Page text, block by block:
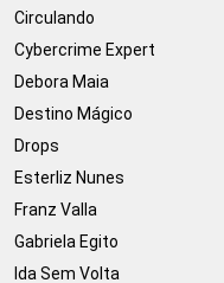
Circulando
Cybercrime Expert
Debora Maia
Destino Mágico
Drops
Esterliz Nunes
Franz Valla
Gabriela Egito
Ida Sem Volta